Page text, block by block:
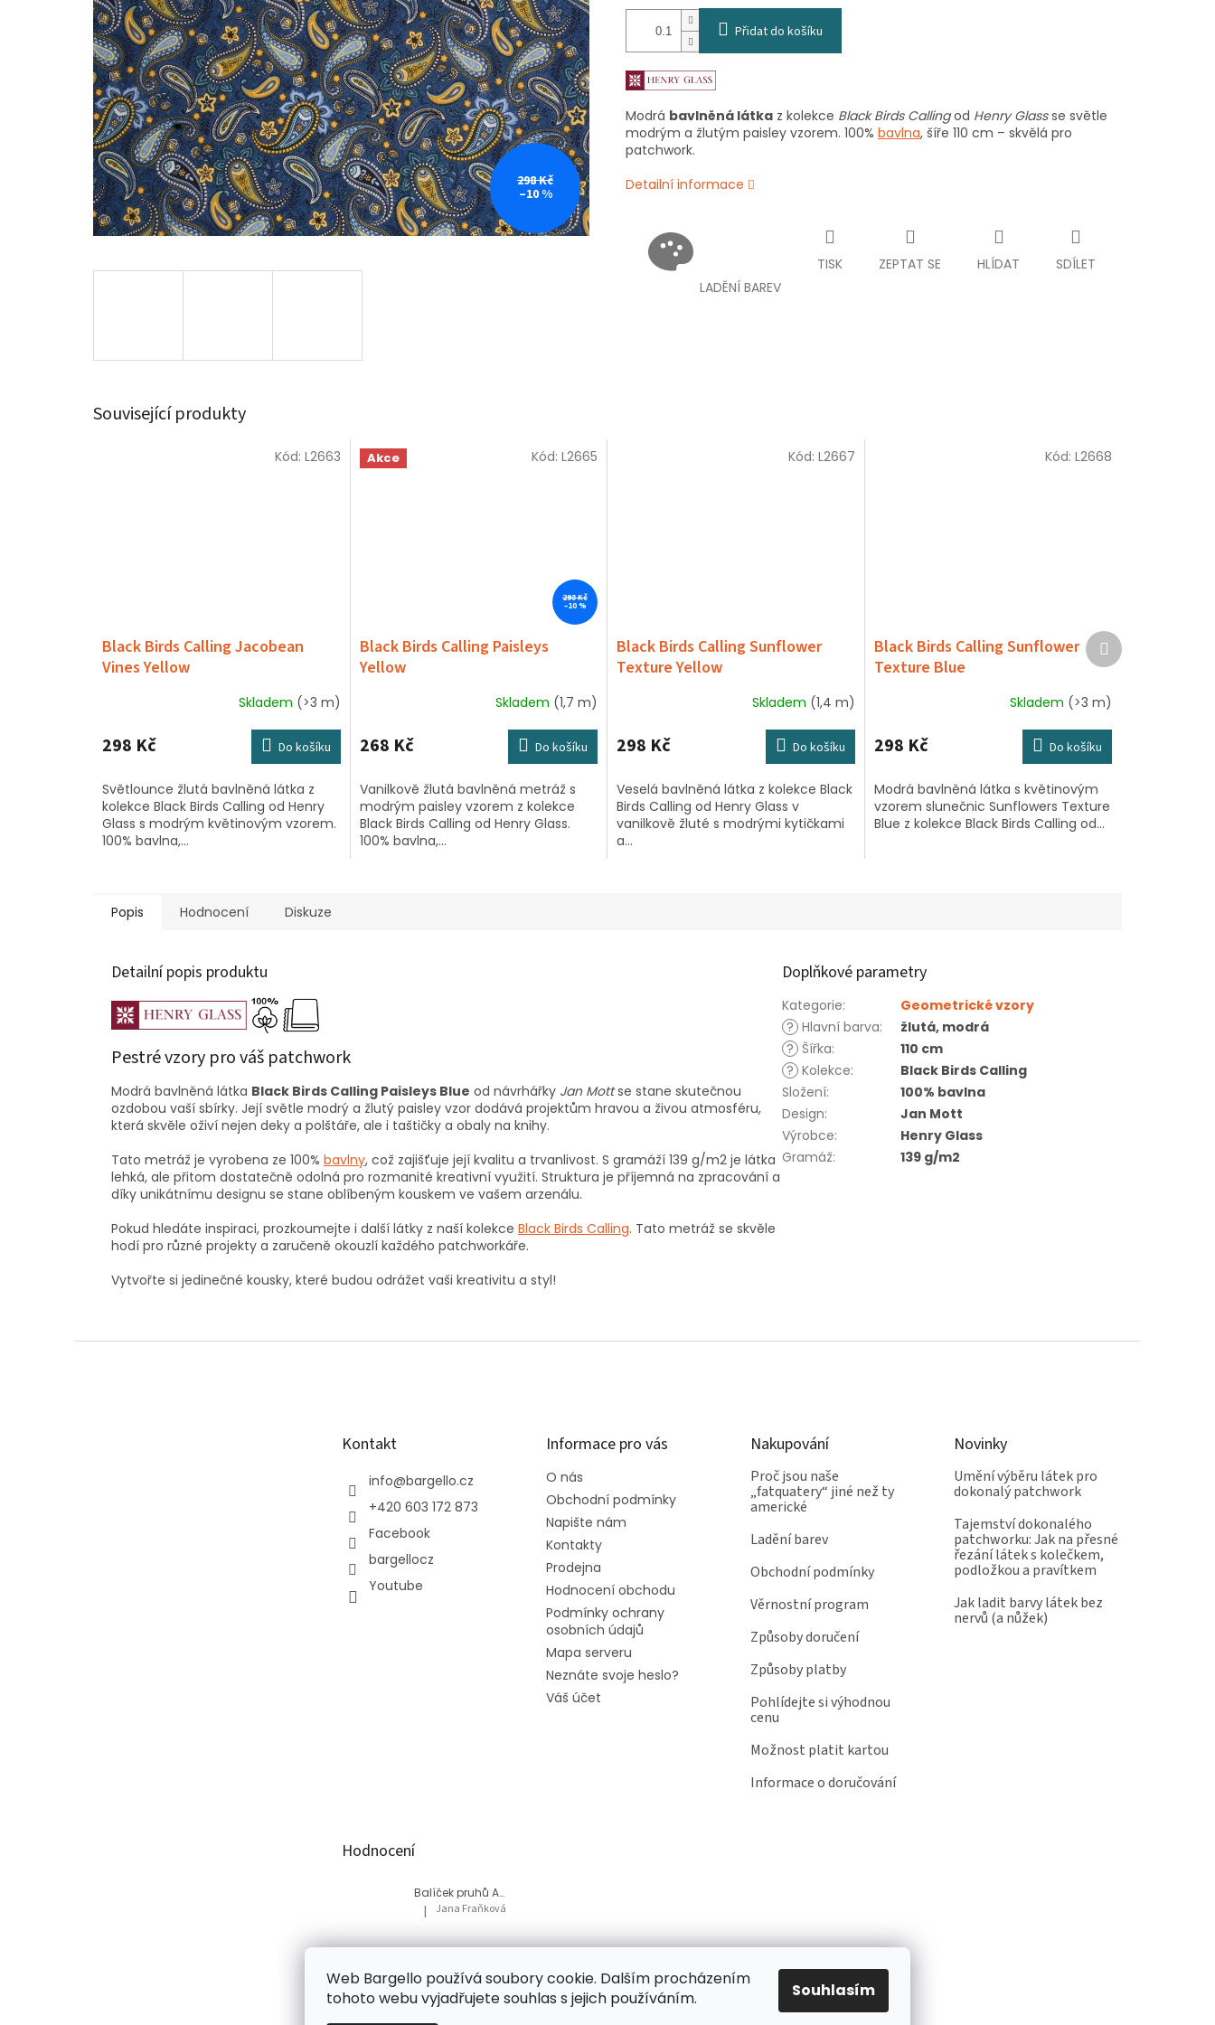
Web Bargello používá soubory cookie. Dalším procházením
tohoto webu vyjadřujete souhlas s jejich používáním.
Souhlasím
298 Kč
–10 %
Přidat do košíku
Modrá bavlněná látka z kolekce Black Birds Callingod Henry Glassse světle
modrým a žlutým paisley vzorem. 100% bavlna, šíře 110 cm – skvělá pro
patchwork.
Detailní informace
LADĚNÍ BAREV
TISK ZEPTAT SE HLÍDAT SDÍLET
Související produkty
Black Birds Calling Jacobean
Vines Yellow
Skladem (>3 m)
298 Kč Do košíku
Světlounce žlutá bavlněná látka z
kolekce Black Birds Calling od Henry
Glass s modrým květinovým vzorem.
100% bavlna,...
Kód: L2663 Akce
298 Kč
–10 %
Black Birds Calling Paisleys
Yellow
Skladem (1,7 m)
268 Kč Do košíku
Vanilkově žlutá bavlněná metráž s
modrým paisley vzorem z kolekce
Black Birds Calling od Henry Glass.
100% bavlna,...
Kód: L2665
Black Birds Calling Sunflower
Texture Yellow
Skladem (1,4 m)
298 Kč Do košíku
Veselá bavlněná látka z kolekce Black
Birds Calling od Henry Glass v
vanilkově žluté s modrými kytičkami
a...
Kód: L2667
Black Birds Calling Sunflower
Texture Blue
Skladem (>3 m)
298 Kč Do košíku
Modrá bavlněná látka s květinovým
vzorem slunečnic Sunflowers Texture
Blue z kolekce Black Birds Calling od...
Kód: L2668
Další
produkt
Popis Hodnocení Diskuze
Detailní popis produktu
Pestré vzory pro váš patchwork
Modrá bavlněná látka Black Birds Calling Paisleys Blue od návrhářky Jan Mottse stane skutečnou
ozdobou vaší sbírky. Její světle modrý a žlutý paisley vzor dodává projektům hravou a živou atmosféru,
která skvěle oživí nejen deky a polštáře, ale i taštičky a obaly na knihy.
Tato metráž je vyrobena ze 100% bavlny, což zajišťuje její kvalitu a trvanlivost. S gramáží 139 g/m2 je látka
lehká, ale přitom dostatečně odolná pro rozmanité kreativní využití. Struktura je příjemná na zpracování a
díky unikátnímu designu se stane oblíbeným kouskem ve vašem arzenálu.
Pokud hledáte inspiraci, prozkoumejte i další látky z naší kolekce Black Birds Calling. Tato metráž se skvěle
hodí pro různé projekty a zaručeně okouzlí každého patchworkáře.
Vytvořte si jedinečné kousky, které budou odrážet vaši kreativitu a styl!
Doplňkové parametry
Kategorie:
Geometrické vzory
? Hlavní barva:
žlutá, modrá
? Šířka:
110 cm
? Kolekce:
Black Birds Calling
Složení:
100% bavlna
Design:
Jan Mott
Výrobce:
Henry Glass
Gramáž: 139 g/m2
Kontakt
info@bargello.cz
+420 603 172 873
Facebook
bargellocz
Youtube
Informace pro vás
O nás
Obchodní podmínky
Napište nám
Kontakty
Prodejna
Hodnocení obchodu
Podmínky ochrany
osobních údajů
Mapa serveru
Neznáte svoje heslo?
Váš účet
Nakupování
Proč jsou naše
„fatquatery“ jiné než ty
americké
Ladění barev
Obchodní podmínky
Věrnostní program
Způsoby doručení
Způsoby platby
Pohlídejte si výhodnou
cenu
Možnost platit kartou
Informace o doručování
Novinky
Umění výběru látek pro
dokonalý patchwork
Tajemství dokonalého
patchworku: Jak na přesné
řezání látek s kolečkem,
podložkou a pravítkem
Jak ladit barvy látek bez
nervů (a nůžek)
Hodnocení
Balíček pruhů Akvárium
Hodnocení produktu je 5 z 5 hvězdiček.
| Jana Fraňková
Hodnocení produktu je 5 z 5 hvězdiček.
Tatiana Bacikova